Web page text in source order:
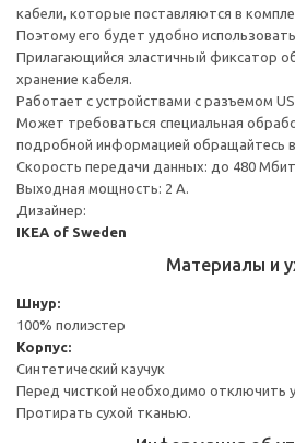
кабели, которые поставляются в
Поэтому его будет удобно
Прилагающийся эластичный фиксатор
хранение кабеля.
Работает с устройствами с разъемом
Может требоваться специальная
подробной информацией обращайтесь в
Скорость передачи данных: до 480
Выходная мощность: 2 А.
Дизайнер:
IKEA of Sweden
Материалы и
Шнур:
100% полиэстер
Корпус:
Синтетический каучук
Перед чисткой необходимо отключить
Протирать сухой тканью.